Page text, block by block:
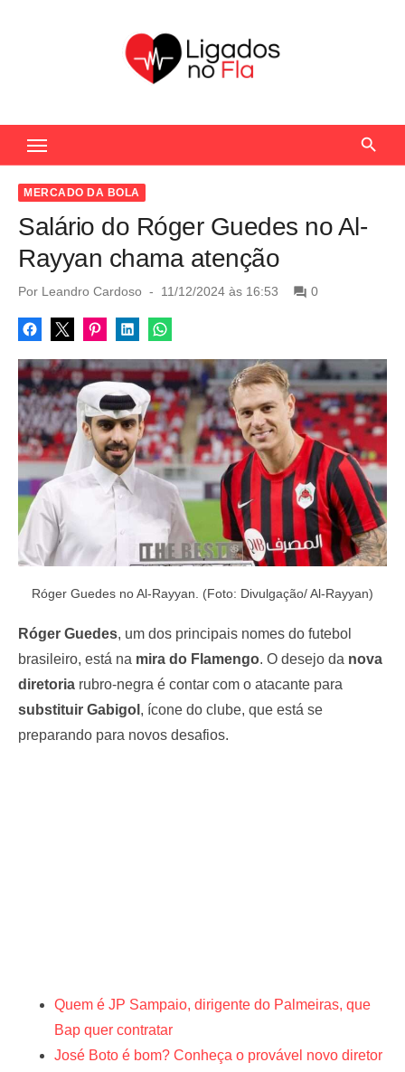
c
MERCADO DA BOLA
Salário do Róger Guedes no Al-
Rayyan chama atenção
Por Leandro Cardoso
P
s
t
d
o
n
11/12/2024 às 16:53 0
Róger Guedes no Al-Rayyan. (Foto: Divulgação/ Al-Rayyan)
Róger Guedes, um dos principais nomes do futebol
brasileiro, está na mira do Flamengo. O desejo da nova
diretoria rubro-negra é contar com o atacante para
substituir Gabigol , ícone do clube, que está se
preparando para novos desafios.
Quem é JP Sampaio, dirigente do Palmeiras, que
Bap quer contratar
José Boto é bom? Conheça o provável novo diretor